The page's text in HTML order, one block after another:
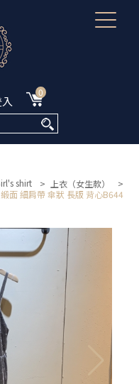
0
shirt > 上衣（女生款）
>
面 細肩帶 傘狀 長版 背心B644